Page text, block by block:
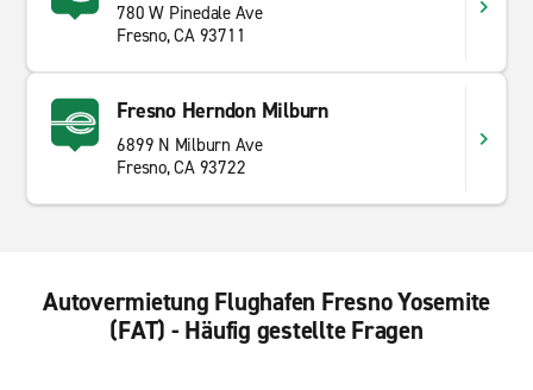
780 W Pinedale Ave
Fresno, CA 93711
Fresno Herndon Milburn
6899 N Milburn Ave
Fresno, CA 93722
Autovermietung Flughafen Fresno Yosemite
(FAT) - Häufig gestellte Fragen